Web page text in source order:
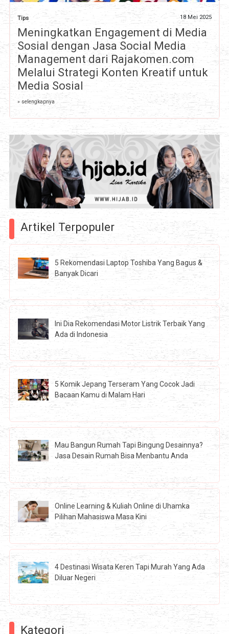
Tips 18 Mei 2025
Meningkatkan Engagement di Media
Sosial dengan Jasa Social Media
Management dari Rajakomen.com
Melalui Strategi Konten Kreatif untuk
Media Sosial
» selengkapnya
Artikel Terpopuler
5 Rekomendasi Laptop Toshiba Yang Bagus &
Banyak Dicari
Ini Dia Rekomendasi Motor Listrik Terbaik Yang
Ada di Indonesia
5 Komik Jepang Terseram Yang Cocok Jadi
Bacaan Kamu di Malam Hari
Mau Bangun Rumah Tapi Bingung Desainnya?
Jasa Desain Rumah Bisa Menbantu Anda
Online Learning & Kuliah Online di Uhamka
Pilihan Mahasiswa Masa Kini
4 Destinasi Wisata Keren Tapi Murah Yang Ada
Diluar Negeri
Kategori